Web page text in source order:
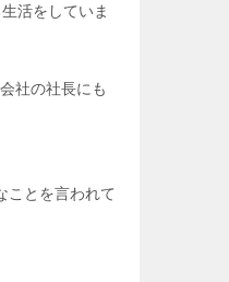
活をしていま
社の社長にも
ことを言われて